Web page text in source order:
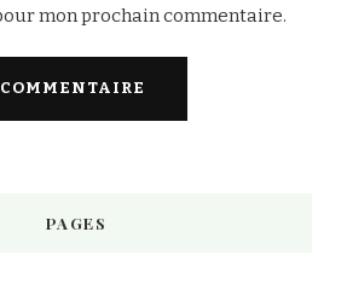
mon prochain commentaire.
PAGES